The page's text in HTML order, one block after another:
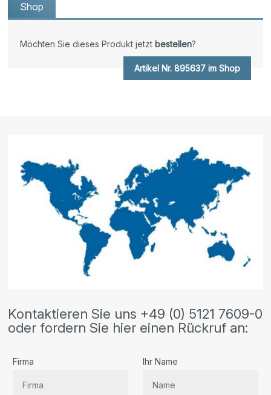
Shop
Möchten Sie dieses Produkt jetzt bestellen?
Artikel Nr. 895637 im Shop
Kontaktieren Sie uns +49 (0) 5121 7609-0
oder fordern Sie hier einen Rückruf an:
Firma Ihr Name